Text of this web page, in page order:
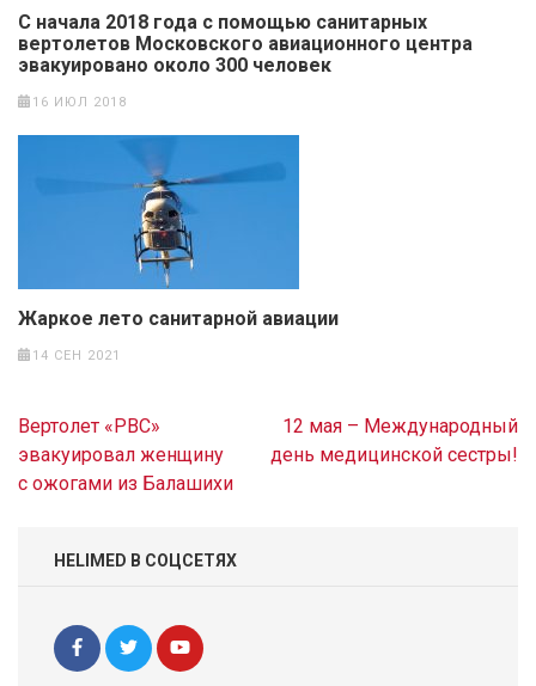
С начала 2018 года с помощью санитарных
вертолетов Московского авиационного центра
эвакуировано около 300 человек
16 ИЮЛ 2018
Жаркое лето санитарной авиации
14 СЕН 2021
Навигация
по
записям
Вертолет «РВС»
эвакуировал женщину
с ожогами из Балашихи
12 мая – Международный
день медицинской сестры!
HELIMED В СОЦСЕТЯХ